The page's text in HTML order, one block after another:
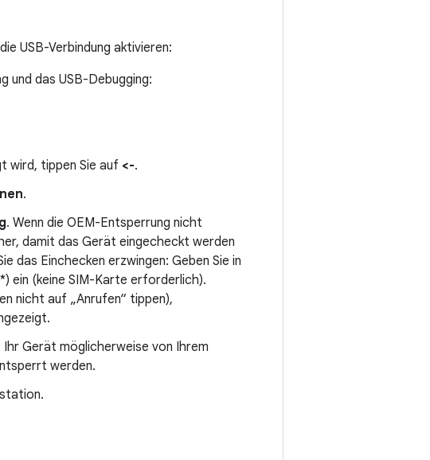
USB-Verbindung aktivieren:
und das USB-Debugging:
wird, tippen Sie auf <-.
.
. Wenn die OEM-Entsperrung nicht
damit das Gerät eingecheckt werden
das Einchecken erzwingen: Geben Sie in
ein (keine SIM-Karte erforderlich).
nicht auf „Anrufen“ tippen),
Gerät möglicherweise von Ihrem
werden.